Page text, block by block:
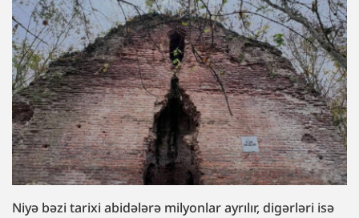
Niyə bəzi tarixi abidələrə milyonlar ayrılır, digərləri isə